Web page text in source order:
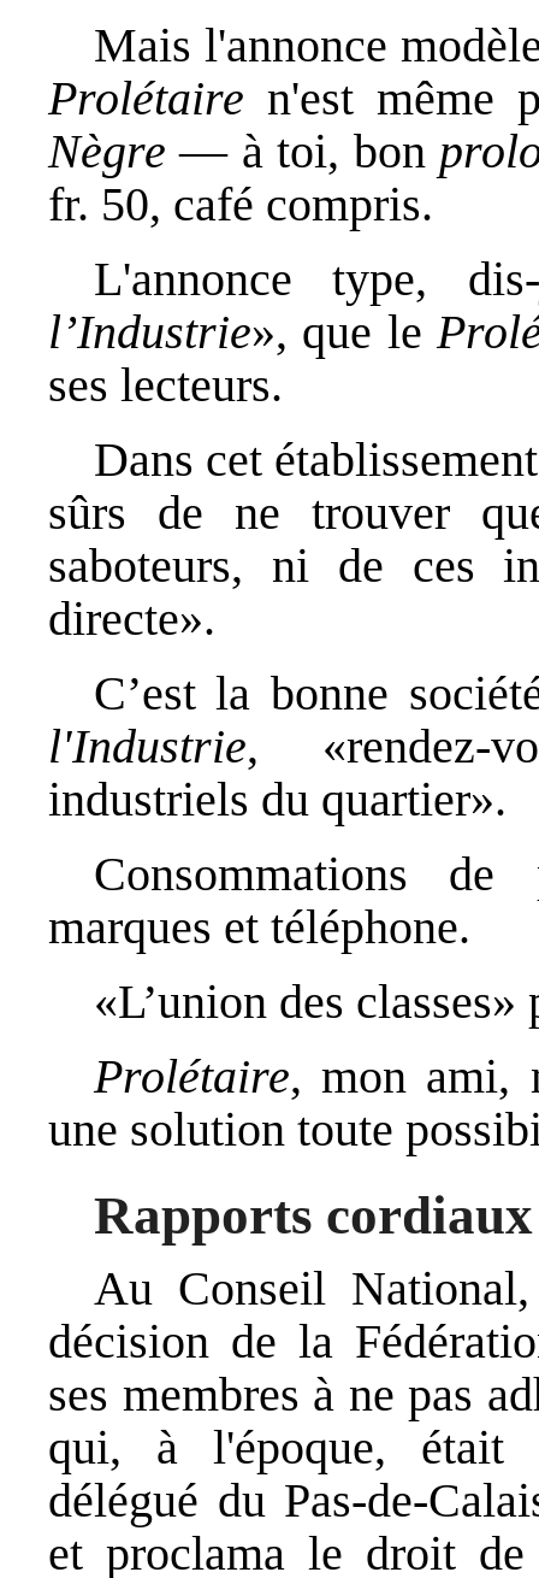
Mais l'annonce
Prolétaire n'est même
Nègre — à toi, bon
fr. 50, café compris.
L'annonce type,
l’Industrie», que le
ses lecteurs.
Dans cet
sûrs de ne trouver
saboteurs, ni de ces
directe».
C’est la bonne
l'Industrie, «rendez-
industriels du quartier».
Consommations
marques et téléphone.
«L’union des
Prolétaire, mon ami,
une solution toute
Rapports
Au Conseil
décision de la
ses membres à ne pas
qui, à l'époque, était
délégué du Pas-de-
et proclama le droit de